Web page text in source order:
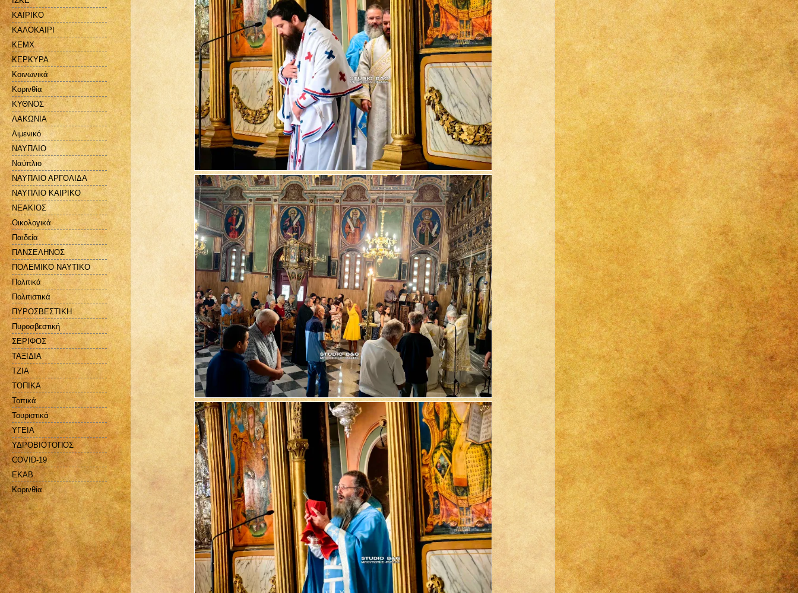
ΚΑΙΡΙΚΟ
ΚΑΛΟΚΑΙΡΙ
ΚΕΜΧ
ΚΕΡΚΥΡΑ
Κοινωνικά
Κορινθία
ΚΥΘΝΟΣ
ΛΑΚΩΝΙΑ
Λιμενικό
ΝΑΥΠΛΙΟ
Ναύπλιο
ΝΑΥΠΛΙΟ ΑΡΓΟΛΙΔΑ
ΝΑΥΠΛΙΟ ΚΑΙΡΙΚΟ
ΝΕΑΚΙΟΣ
Οικολογικά
Παιδεία
ΠΑΝΣΕΛΗΝΟΣ
ΠΟΛΕΜΙΚΟ ΝΑΥΤΙΚΟ
Πολιτικά
Πολιτιστικά
ΠΥΡΟΣΒΕΣΤΙΚΗ
Πυροσβεστική
ΣΕΡΙΦΟΣ
ΤΑΞΙΔΙΑ
ΤΖΙΑ
ΤΟΠΙΚΑ
Τοπικά
Τουριστικά
ΥΓΕΙΑ
ΥΔΡΟΒΙΟΤΟΠΟΣ
COVID-19
EKAB
Kορινθία